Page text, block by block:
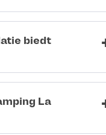
biedt
La